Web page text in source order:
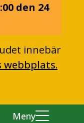
den 24
innebär
webbplats.
Meny